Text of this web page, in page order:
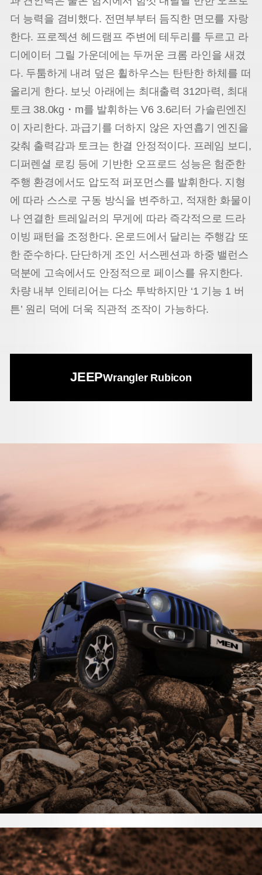
더 능력을 겸비했다. 전면부부터 듬직한 면모를 자랑
한다. 프로젝션 헤드램프 주변에 테두리를 두르고 라
디에이터 그릴 가운데에는 두꺼운 크롬 라인을 새겼
다. 두툼하게 내려 덮은 휠하우스는 탄탄한 하체를 떠
올리게 한다. 보닛 아래에는 최대출력 312마력, 최대
토크 38.0kg・m를 발휘하는 V6 3.6리터 가솔린엔진
이 자리한다. 과급기를 더하지 않은 자연흡기 엔진을
갖춰 출력감과 토크는 한결 안정적이다. 프레임 보디,
디퍼렌셜 로킹 등에 기반한 오프로드 성능은 험준한
주행 환경에서도 압도적 퍼포먼스를 발휘한다. 지형
에 따라 스스로 구동 방식을 변주하고, 적재한 화물이
나 연결한 트레일러의 무게에 따라 즉각적으로 드라
이빙 패턴을 조정한다. 온로드에서 달리는 주행감 또
한 준수하다. 단단하게 조인 서스펜션과 하중 밸런스
덕분에 고속에서도 안정적으로 페이스를 유지한다.
차량 내부 인테리어는 다소 투박하지만 ‘1 기능 1 버
튼’ 원리 덕에 더욱 직관적 조작이 가능하다.
JEEPWrangler Rubicon